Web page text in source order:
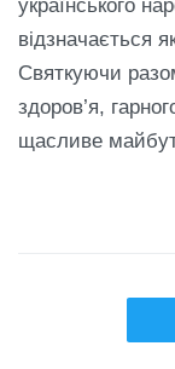
українського
відзначається
Святкуючи
здоров’я,
щасливе